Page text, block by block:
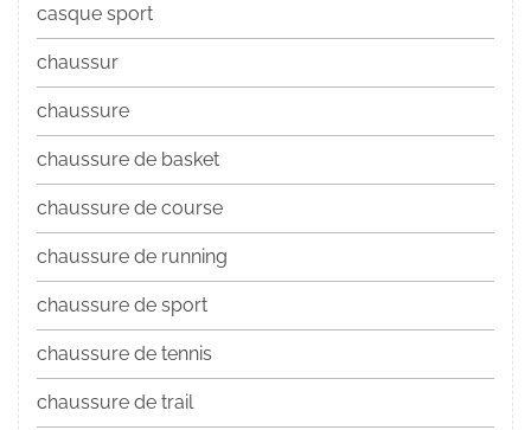
casque sport
chaussur
chaussure
chaussure de basket
chaussure de course
chaussure de running
chaussure de sport
chaussure de tennis
chaussure de trail